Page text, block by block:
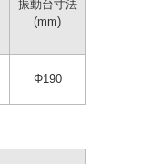
振動台寸法
(mm)
Φ190